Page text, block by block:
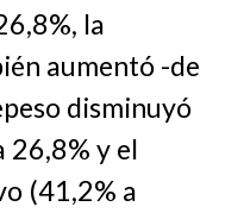
la
aumentó -de
disminuyó
26,8% y el
(41,2% a